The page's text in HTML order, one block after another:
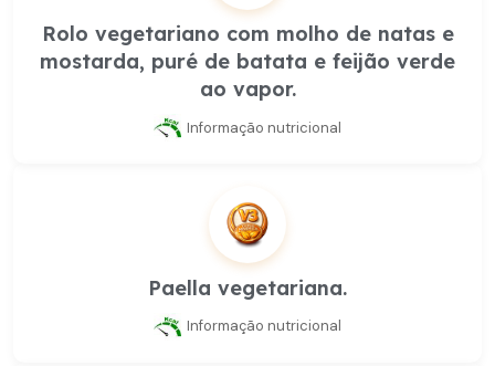
Rolo vegetariano com molho de natas e
mostarda, puré de batata e feijão verde
ao vapor.
Informação nutricional
Paella vegetariana.
Informação nutricional